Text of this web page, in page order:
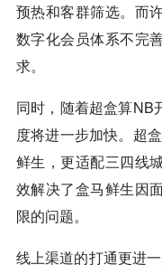
预热和客群筛选。而
数字化会员体系不完
求。
同时，随着超盒算NB
度将进一步加快。超
鲜生，更适配三四线
效解决了盒马鲜生因
限的问题。
线上渠道的打通更进